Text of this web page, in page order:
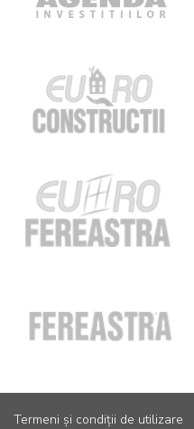
Termeni și condiții de utilizare